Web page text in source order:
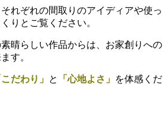
れぞれの間取りのアイディアや使っ
りとご覧ください。
晴らしい作品からは、お家創りへの
す。
こだわり」 と 「心地よさ」 を体感くだ